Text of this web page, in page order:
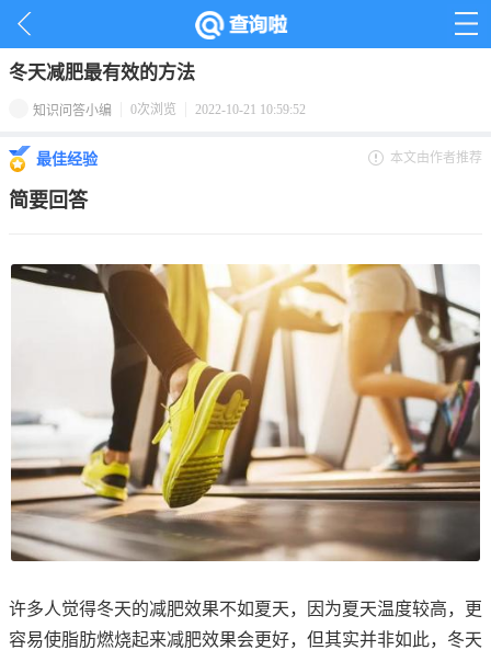
首页 >健康养生 >减肥 >
冬天减肥最有效的方法
知识问答小编 0次浏览 2022-10-21 10:59:52
最佳经验 本文由作者推荐
简要回答
许多人觉得冬天的减肥效果不如夏天，因为夏天温度较高，更
容易使脂肪燃烧起来减肥效果会更好，但其实并非如此，冬天